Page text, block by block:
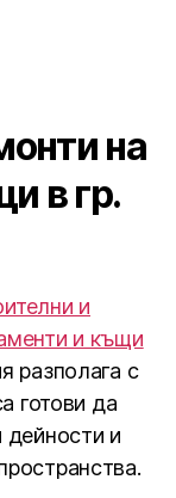
на
в гр.
и
и къщи
разполага с
готови да
дейности и